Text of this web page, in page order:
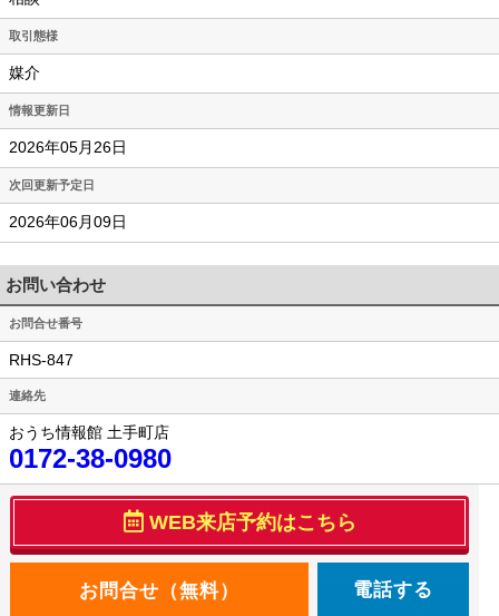
取引態様
媒介
情報更新日
2026年05月26日
次回更新予定日
2026年06月09日
お問い合わせ
お問合せ番号
RHS-847
連絡先
おうち情報館 土手町店
0172-38-0980
WEB来店予約はこちら
電話する